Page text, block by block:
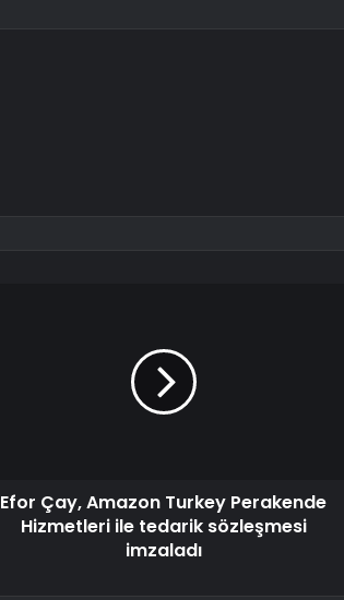
Efor Çay, Amazon Turkey Perakende
Hizmetleri ile tedarik sözleşmesi
imzaladı